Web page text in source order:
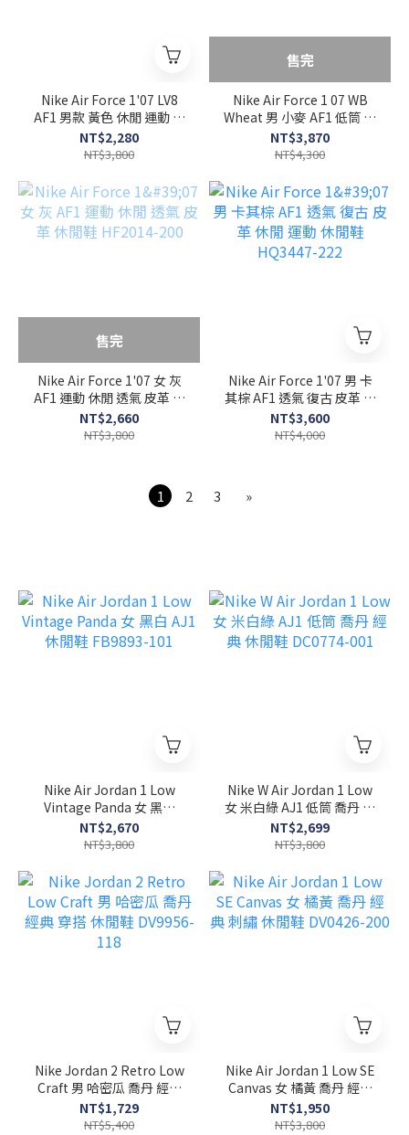
Nike Air Force 1'07 LV8
AF1 男款 黃色 休閒 運動 休
閒鞋 HJ4465-700
NT$2,280
NT$3,800
售完
Nike Air Force 1 07 WB
Wheat 男 小麥 AF1 低筒 運
動 休閒鞋 CJ9179-200
NT$3,870
NT$4,300
售完
Nike Air Force 1'07 女 灰
AF1 運動 休閒 透氣 皮革 休
閒鞋 HF2014-200
NT$2,660
NT$3,800
Nike Air Force 1'07 男 卡
其棕 AF1 透氣 復古 皮革 休
閒 運動 休閒鞋 HQ3447-
222
NT$3,600
NT$4,000
1 2 3 »
Nike Air Jordan 1 Low
Vintage Panda 女 黑白
AJ1 休閒鞋 FB9893-101
NT$2,670
NT$3,800
Nike W Air Jordan 1 Low
女 米白綠 AJ1 低筒 喬丹 經
典 休閒鞋 DC0774-001
NT$2,699
NT$3,800
Nike Jordan 2 Retro Low
Craft 男 哈密瓜 喬丹 經典
穿搭 休閒鞋 DV9956-118
NT$1,729
NT$5,400
Nike Air Jordan 1 Low SE
Canvas 女 橘黃 喬丹 經典
刺繡 休閒鞋 DV0426-200
NT$1,950
NT$3,800